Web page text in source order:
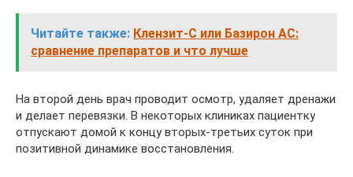
Читайте также: Клензит-С или Базирон АС:
сравнение препаратов и что лучше
На второй день врач проводит осмотр, удаляет дренажи
и делает перевязки. В некоторых клиниках пациентку
отпускают домой к концу вторых-третьих суток при
позитивной динамике восстановления.